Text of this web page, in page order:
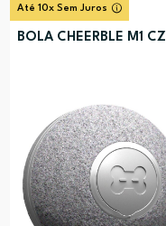
Até 10x Sem Juros
BOLA CHEERBLE M1 CZ